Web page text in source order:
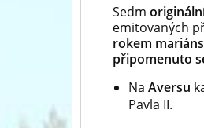
Sedm
emitovaných
rokem
připomenuto
Na Aversu
Pavla II.